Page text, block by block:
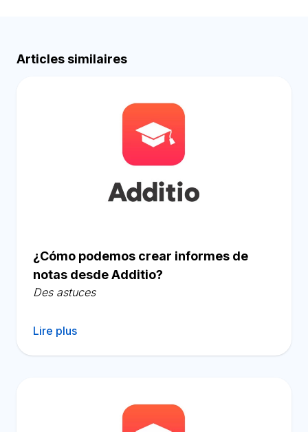
Articles similaires
¿Cómo podemos crear informes de
notas desde Additio?
Des astuces
Lire plus